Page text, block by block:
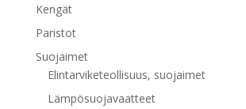
Kengät
Paristot
Suojaimet
Elintarviketeollisuus, suojaimet
Lämpösuojavaatteet